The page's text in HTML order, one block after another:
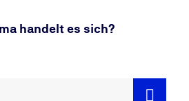
handelt es sich?